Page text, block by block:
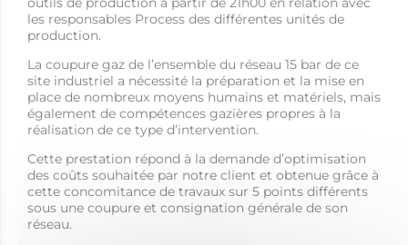
les responsables Process des différentes unités de
production.
La coupure gaz de l’ensemble du réseau 15 bar de ce
site industriel a nécessité la préparation et la mise en
place de nombreux moyens humains et matériels, mais
également de compétences gazières propres à la
réalisation de ce type d’intervention.
Cette prestation répond à la demande d’optimisation
des coûts souhaitée par notre client et obtenue grâce à
cette concomitance de travaux sur 5 points différents
sous une coupure et consignation générale de son
réseau.